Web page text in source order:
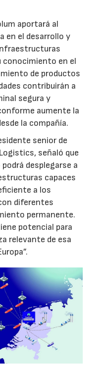
aportará al
en el desarrollo y
conocimiento en el
de productos
contribuirán a
segura y
aumente la
la compañía.
senior de
señaló que
podrá desplegarse a
capaces
a los
diferentes
permanente.
potencial para
relevante de esa